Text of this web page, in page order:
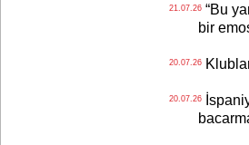
21.07.26“Bu
bir
20.07.26
20.07.26